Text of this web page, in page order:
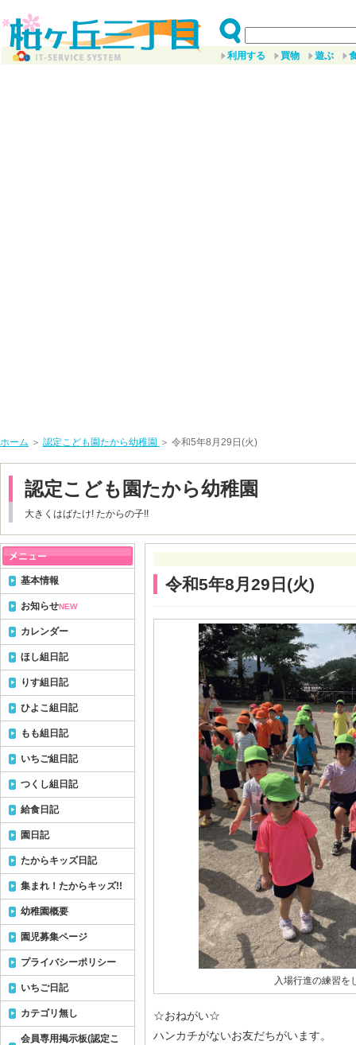
利用する 買物 遊ぶ
ホーム ＞ 認定こども園たから幼稚園 ＞ 令和5年8月29日(火)
認定こども園たから幼稚園
大きくはばたけ! たからの子!!
令和5年8月29日(火)
入場行進の練習を
☆おねがい☆
ハンカチがないお友だちがいます。
基本情報
お知らせNEW
カレンダー
ほし組日記
りす組日記
ひよこ組日記
もも組日記
いちご組日記
つくし組日記
給食日記
園日記
たからキッズ日記
集まれ！たからキッズ!!
幼稚園概要
園児募集ページ
プライバシーポリシー
いちご日記
カテゴリ無し
会員専用掲示板(認定こ